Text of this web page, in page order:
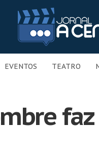
EVENTOS TEATRO